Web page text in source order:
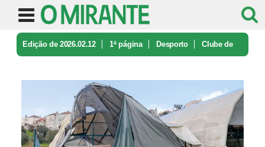
Edição de 2026.02.12 1ª página Desporto Clube de